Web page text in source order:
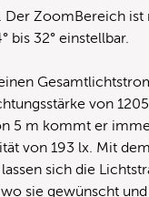
Der ZoomBereich ist
bis 32° einstellbar.
von
5 m kommt er
von 193 lx. Mit
sich die
sie gewünscht